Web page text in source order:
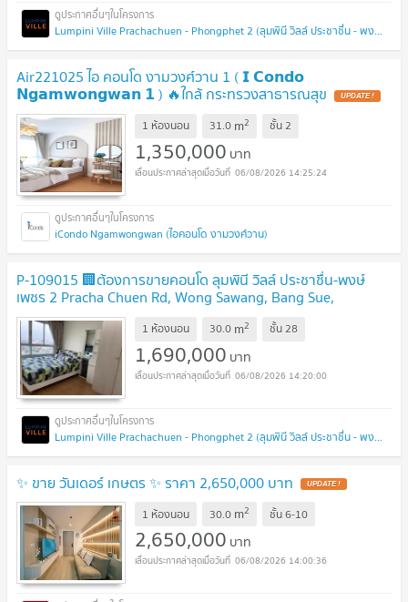
Lumpini Ville Prachachuen - Phongphet 2 (ลุมพินี วิลล์ ประชาชื่น - พงษ์เพชร 2)
Air221025 ไอ คอนโด งามวงศ์วาน 1 ( 𝗜 𝗖𝗼𝗻𝗱𝗼
𝗡𝗴𝗮𝗺𝘄𝗼𝗻𝗴𝘄𝗮𝗻 𝟭 ) 🔥ใกล้ กระทรวงสาธารณสุข UPDATE !
1 ห้องนอน 31.0 m2 ชั้น2
1,350,000 บาท
06/08/2026 14:25:24
iCondo Ngamwongwan (ไอคอนโด งามวงศ์วาน)
P-109015 🏢ต้องการขายคอนโด ลุมพินี วิลล์ ประชาชื่น-พงษ์
เพชร 2 Pracha Chuen Rd, Wong Sawang, Bang Sue,
Bangkok UPDATE !
1 ห้องนอน 30.0 m2 ชั้น28
1,690,000 บาท
06/08/2026 14:20:00
Lumpini Ville Prachachuen - Phongphet 2 (ลุมพินี วิลล์ ประชาชื่น - พงษ์เพชร 2)
✨ ขาย วันเดอร์ เกษตร ✨ ราคา 2,650,000 บาท UPDATE !
1 ห้องนอน 30.0 m2 ชั้น6-10
2,650,000 บาท
06/08/2026 14:00:36